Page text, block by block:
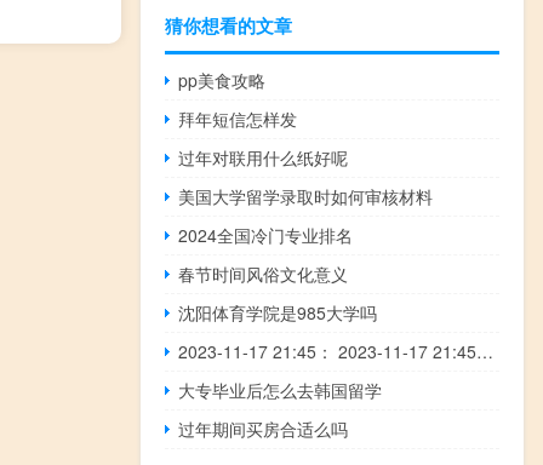
猜你想看的文章
pp美食攻略
拜年短信怎样发
过年对联用什么纸好呢
美国大学留学录取时如何审核材料
2024全国冷门专业排名
春节时间风俗文化意义
沈阳体育学院是985大学吗
2023-11-17 21:45： 2023-11-17 21:45，G2京沪高速独流收费站入口取消限行措施，恢复正常开启。 ​​​
大专毕业后怎么去韩国留学
过年期间买房合适么吗